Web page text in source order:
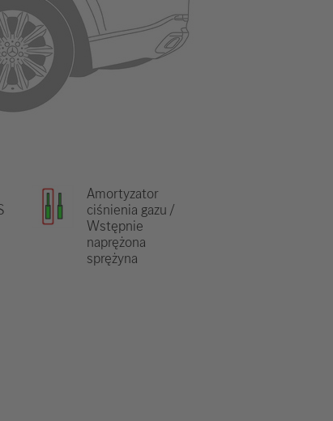
Amortyzator
ciśnienia gazu /
Wstępnie
naprężona
sprężyna